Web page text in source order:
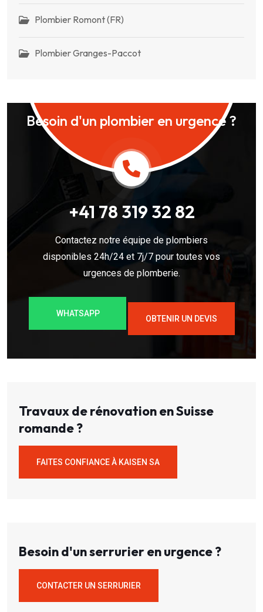
Plombier Romont (FR)
Plombier Granges-Paccot
Besoin d'un plombier en urgence ?
+41 78 319 32 82
Contactez notre équipe de plombiers
disponibles 24h/24 et 7j/7 pour toutes vos
urgences de plomberie.
WHATSAPP
OBTENIR UN DEVIS
Travaux de rénovation en Suisse
romande ?
FAITES CONFIANCE À KAISEN SA
Besoin d'un serrurier en urgence ?
CONTACTER UN SERRURIER